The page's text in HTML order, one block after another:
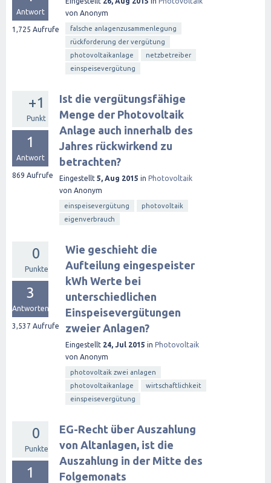
Antwort
1,725 Aufrufe
von Anonym
falsche anlagenzusammenlegung
rückforderung der vergütung
photovoltaikanlage
netzbetreiber
einspeisevergütung
+1
Punkt
1
Antwort
869 Aufrufe
Ist die vergütungsfähige
Menge der Photovoltaik
Anlage auch innerhalb des
Jahres rückwirkend zu
betrachten?
Eingestellt 5, Aug 2015 in Photovoltaik
von Anonym
einspeisevergütung
photovoltaik
eigenverbrauch
0
Punkte
3
Antworten
3,537 Aufrufe
Wie geschieht die
Aufteilung eingespeister
kWh Werte bei
unterschiedlichen
Einspeisevergütungen
zweier Anlagen?
Eingestellt 24, Jul 2015 in Photovoltaik
von Anonym
photovoltaik zwei anlagen
photovoltaikanlage
wirtschaftlichkeit
einspeisevergütung
0
Punkte
1
EG-Recht über Auszahlung
von Altanlagen, ist die
Auszahlung in der Mitte des
Folgemonats